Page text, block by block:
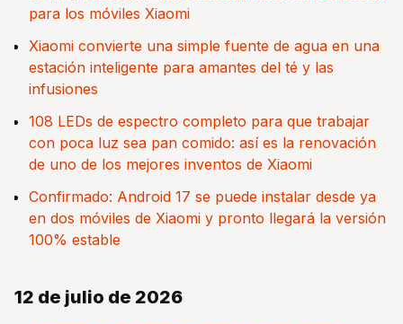
para los móviles Xiaomi
Xiaomi convierte una simple fuente de agua en una
estación inteligente para amantes del té y las
infusiones
108 LEDs de espectro completo para que trabajar
con poca luz sea pan comido: así es la renovación
de uno de los mejores inventos de Xiaomi
Confirmado: Android 17 se puede instalar desde ya
en dos móviles de Xiaomi y pronto llegará la versión
100% estable
12 de julio de 2026